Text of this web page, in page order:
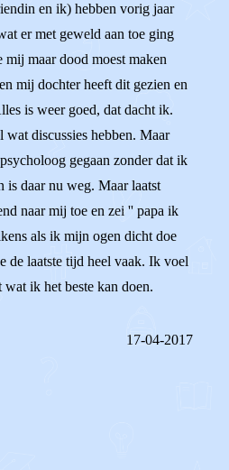
en ik) hebben vorig jaar
er met geweld aan toe ging
mij maar dood moest maken
mij dochter heeft dit gezien en
is weer goed, dat dacht ik.
discussies hebben. Maar
gegaan zonder dat ik
is daar nu weg. Maar laatst
naar mij toe en zei '' papa ik
als ik mijn ogen dicht doe
de laatste tijd heel vaak. Ik voel
ik het beste kan doen.
17-04-2017